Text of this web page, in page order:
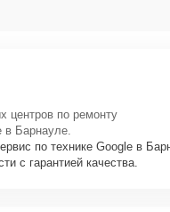
центров по ремонту
в Барнауле.
по технике Google в
с гарантией качества.